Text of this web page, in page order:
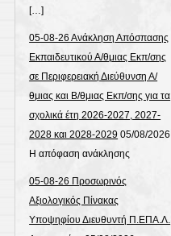
[…]
05-08-26 Ανάκληση Απόσπασης
Εκπαιδευτικού Α/θμιας Εκπ/σης
σε Περιφερειακή Διεύθυνση Α/
θμιας και Β/θμιας Εκπ/σης για τα
σχολικά έτη 2026-2027, 2027-
2028 και 2028-2029 05/08/2026
Η απόφαση ανάκλησης
05-08-26 Προσωρινός
Αξιολογικός Πίνακας
Υποψηφίου Διευθυντή Π.ΕΠΑ.Λ.